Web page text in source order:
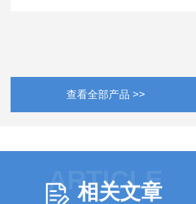
查看全部产品 >>
ARTICLE
相关文章